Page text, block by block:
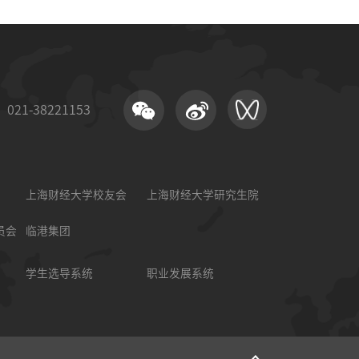
021-38221153
上海财经大学校友会 上海财经大学研究生院
会 临港集团
学生选导系统 职业发展系统